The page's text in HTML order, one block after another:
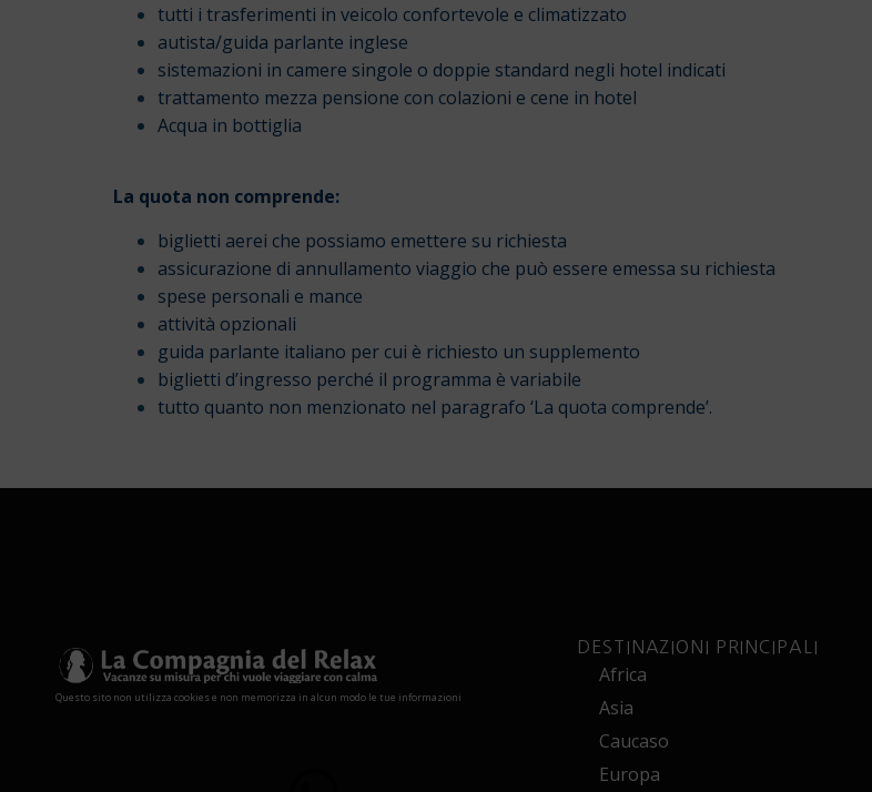
tutti i trasferimenti in veicolo confortevole e climatizzato
autista/guida parlante inglese
sistemazioni in camere singole o doppie standard negli hotel indicati
trattamento mezza pensione con colazioni e cene in hotel
Acqua in bottiglia
La quota non comprende:
biglietti aerei che possiamo emettere su richiesta
assicurazione di annullamento viaggio che può essere emessa su richiesta
spese personali e mance
attività opzionali
guida parlante italiano per cui è richiesto un supplemento
biglietti d’ingresso perché il programma è variabile
tutto quanto non menzionato nel paragrafo ‘La quota comprende’.
Questo sito non utilizza cookies e non memorizza in alcun modo le tue informazioni
DESTINAZIONI PRINCIPALI
Africa
Asia
Caucaso
Europa